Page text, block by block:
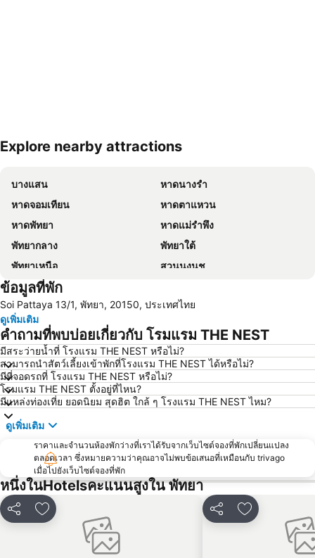
Explore nearby attractions
บางแสน
หาดนางรำ
หาดจอมเทียน
หาดตาแหวน
หาดพัทยา
หาดแม่รำพึง
พัทยากลาง
พัทยาใต้
พัทยาเหนือ
สวนนงนุช
หาดแสม
เกาะขาม
ถนนคนเดิน
แสมสาร
สนามบินนานาชาติอู่ตะเภา
CentralFestival Pattaya Beach
วันไหล
ท่าเรือแหลมฉบัง
สวนเสือศรีราชา
สถานีรถไฟพัทยา
Bali Hai Pier
อนุสาวรีย์กรมหลวงชุมพรเขตอุดมศักดิ์
Pattaya Floating Market
เอสเอฟเอ็กซ์ ซีเนม่า เซ็นทรัลพัทยาบีช
Art in Paradise
ข้อมูลที่พัก
Soi Pattaya 13/1, พัทยา, 20150, ประเทศไทย
ดูเพิ่มเติม
คำถามที่พบบ่อยเกี่ยวกับ โรมแรม THE NEST
มีสระว่ายน้ำที่ โรงแรม THE NEST หรือไม่?
สามารถนำสัตว์เลี้ยงเข้าพักที่โรงแรม THE NEST ได้หรือไม่?
มีที่จอดรถที่ โรงแรม THE NEST หรือไม่?
โรมแรม THE NEST ตั้งอยู่ที่ไหน?
มีแหล่งท่องเที่ย ยอดนิยม สุดฮิต ใกล้ ๆ โรงแรม THE NEST ไหม?
ดูเพิ่มเติม
ราคาและจำนวนห้องพักว่างที่เราได้รับจากเว็บไซต์จองที่พักเปลี่ยนแปลง
ตลอดเวลา ซึ่งหมายความว่าคุณอาจไม่พบข้อเสนอที่เหมือนกับ trivago
เมื่อไปยังเว็บไซต์จองที่พัก
หนึ่งในHotelsคะแนนสูงใน พัทยา
แชร์ เพิ่มในรายการโปรด แชร์ เพิ่มในรายกา